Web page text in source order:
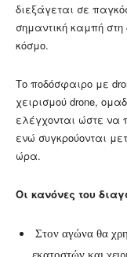
διεξάγεται σε
σημαντική καμπή
κόσμο.
Το ποδόσφαιρο με
χειρισμού drone,
ελέγχονται ώστε να
ενώ συγκρούονται
ώρα.
Οι κανόνες του
Στον αγώνα θα